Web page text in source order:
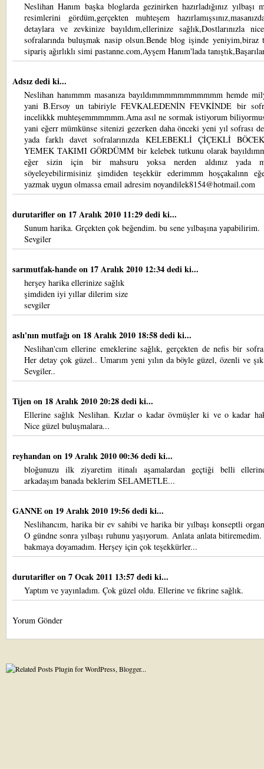
Neslihan Hanım başka bloglarda gezinirken hazırladığınız yılbaşı
resimlerini gördüm,gerçekten muhteşem
detaylara ve zevkinize bayıldım,ellerinize sağlık,Dostlarınızla
sofralarında buluşmak nasip olsun.Bende blog işinde yeniyim,biraz
sipariş ağırlıklı simi pastanne.com,Ayşem Hanım'lada
Adsız dedi ki...
Neslihan hanımmm masanıza bayıldımmmmmmmmmmm hemde
yani B.Ersoy un tabiriyle FEVKALEDENİN FEVKİNDE bir
incelikkk muhteşemmmmmm.Ama asıl ne sormak istiyorum
yani eğerr mümkünse sitenizi gezerken daha önceki yeni yıl sofrası
yada farklı davet sofralarınızda KELEBEKLİ ÇİÇEKLİ
YEMEK TAKIMI GÖRDÜMM bir kelebek tutkunu olarak
eğer sizin için bir mahsuru yoksa nerden aldınız yada
söyeleyebilirmisiniz şimdiden teşekkür ederimmm hoşçakalınn
yazmak uygun olmassa email adresim noyandilek8154@hotmail.com
durutarifleron 17 Aralık 2010 11:29 dedi ki...
Sunum harika. Grçekten çok beğendim. bu sene yılbaşına yapabilirim.
Sevgiler
sarımutfak-handeon 17 Aralık 2010 12:34 dedi ki...
herşey harika ellerinize sağlık
şimdiden iyi yıllar dilerim size
sevgiler
aslı'nın mutfağıon 18 Aralık 2010 18:58 dedi ki...
Neslihan'cım ellerine emeklerine sağlık, gerçekten de nefis bir
Her detay çok güzel.. Umarım yeni yılın da böyle güzel, özenli ve
Sevgiler..
Tijenon 18 Aralık 2010 20:28 dedi ki...
Ellerine sağlık Neslihan. Kızlar o kadar övmüşler ki ve o kadar
Nice güzel buluşmalara...
reyhandanon 19 Aralık 2010 00:36 dedi ki...
bloğunuzu ilk ziyaretim itinalı aşamalardan geçtiği belli
arkadaşım banada beklerim SELAMETLE...
GANNEon 19 Aralık 2010 19:56 dedi ki...
Neslihancım, harika bir ev sahibi ve harika bir yılbaşı konseptli
O gündne sonra yılbaşı ruhunu yaşıyorum. Anlata anlata
bakmaya doyamadım. Herşey için çok teşekkürler...
durutarifleron 7 Ocak 2011 13:57 dedi ki...
Yaptım ve yayınladım. Çok güzel oldu. Ellerine ve fikrine sağlık.
Yorum Gönder